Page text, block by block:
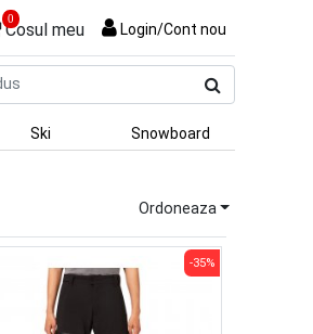
0
Cosul meu Login/Cont nou
produs
Ski Snowboard
Ordoneaza
-35%